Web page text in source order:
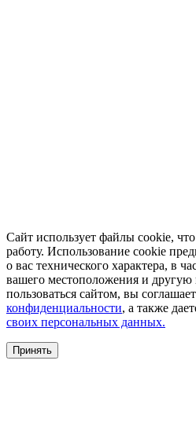
Сайт использует файлы cookie,
работу. Использование cookie
о вас технического характера, в
вашего местоположения и
пользоваться сайтом, вы
конфиденциальности, а также
своих персональных данных.
Принять